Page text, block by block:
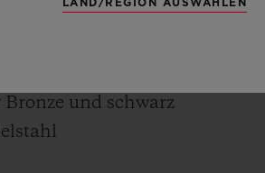
und schwarzem
und schwarz
LAND/REGION AUSWÄHLEN